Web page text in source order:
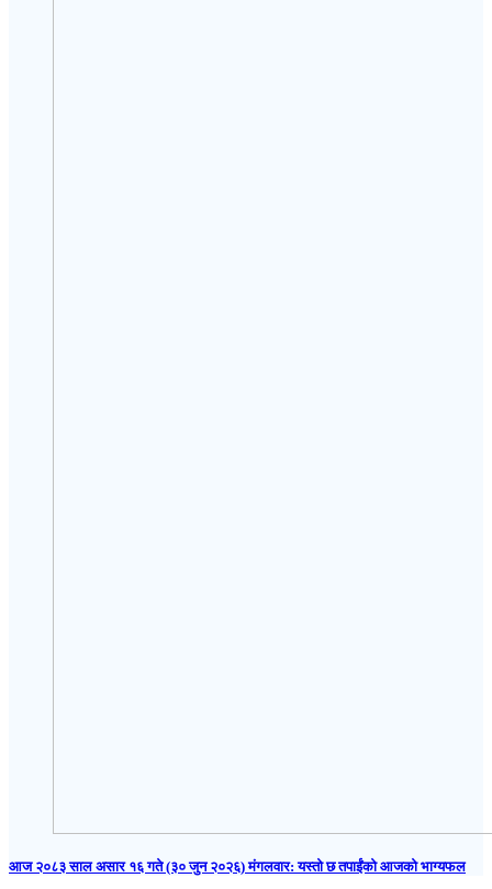
आज २०८३ साल असार १६ गते (३० जुन २०२६) मंगलवार: यस्तो छ तपाईंको आजको भाग्यफल